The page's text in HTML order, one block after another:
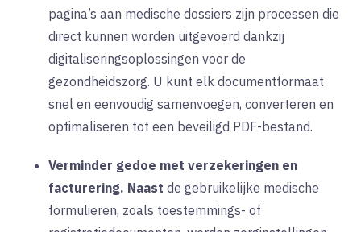
pagina’s aan medische dossiers zijn processen die
direct kunnen worden uitgevoerd dankzij
digitaliseringsoplossingen voor de
gezondheidszorg. U kunt elk documentformaat
snel en eenvoudig samenvoegen, converteren en
optimaliseren tot een beveiligd PDF-bestand.
Verminder gedoe met verzekeringen en
facturering. Naast de gebruikelijke medische
formulieren, zoals toestemmings- of